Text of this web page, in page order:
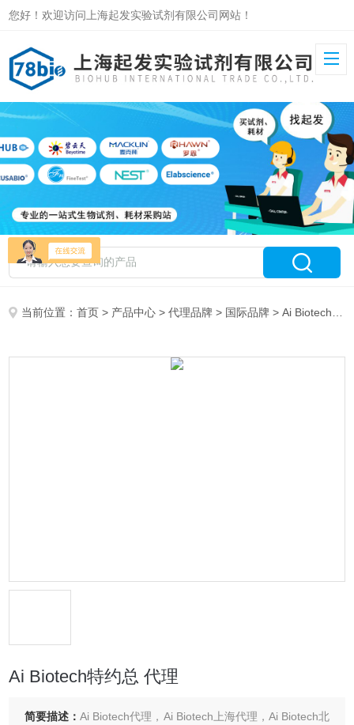
您好！欢迎访问上海起发实验试剂有限公司网站！
当前位置：首页 > 产品中心 >代理品牌 > 国际品牌 > Ai Biotech特约总 代理
Ai Biotech特约总 代理
简要描述：Ai Biotech代理，Ai Biotech上海代理，Ai Biotech北